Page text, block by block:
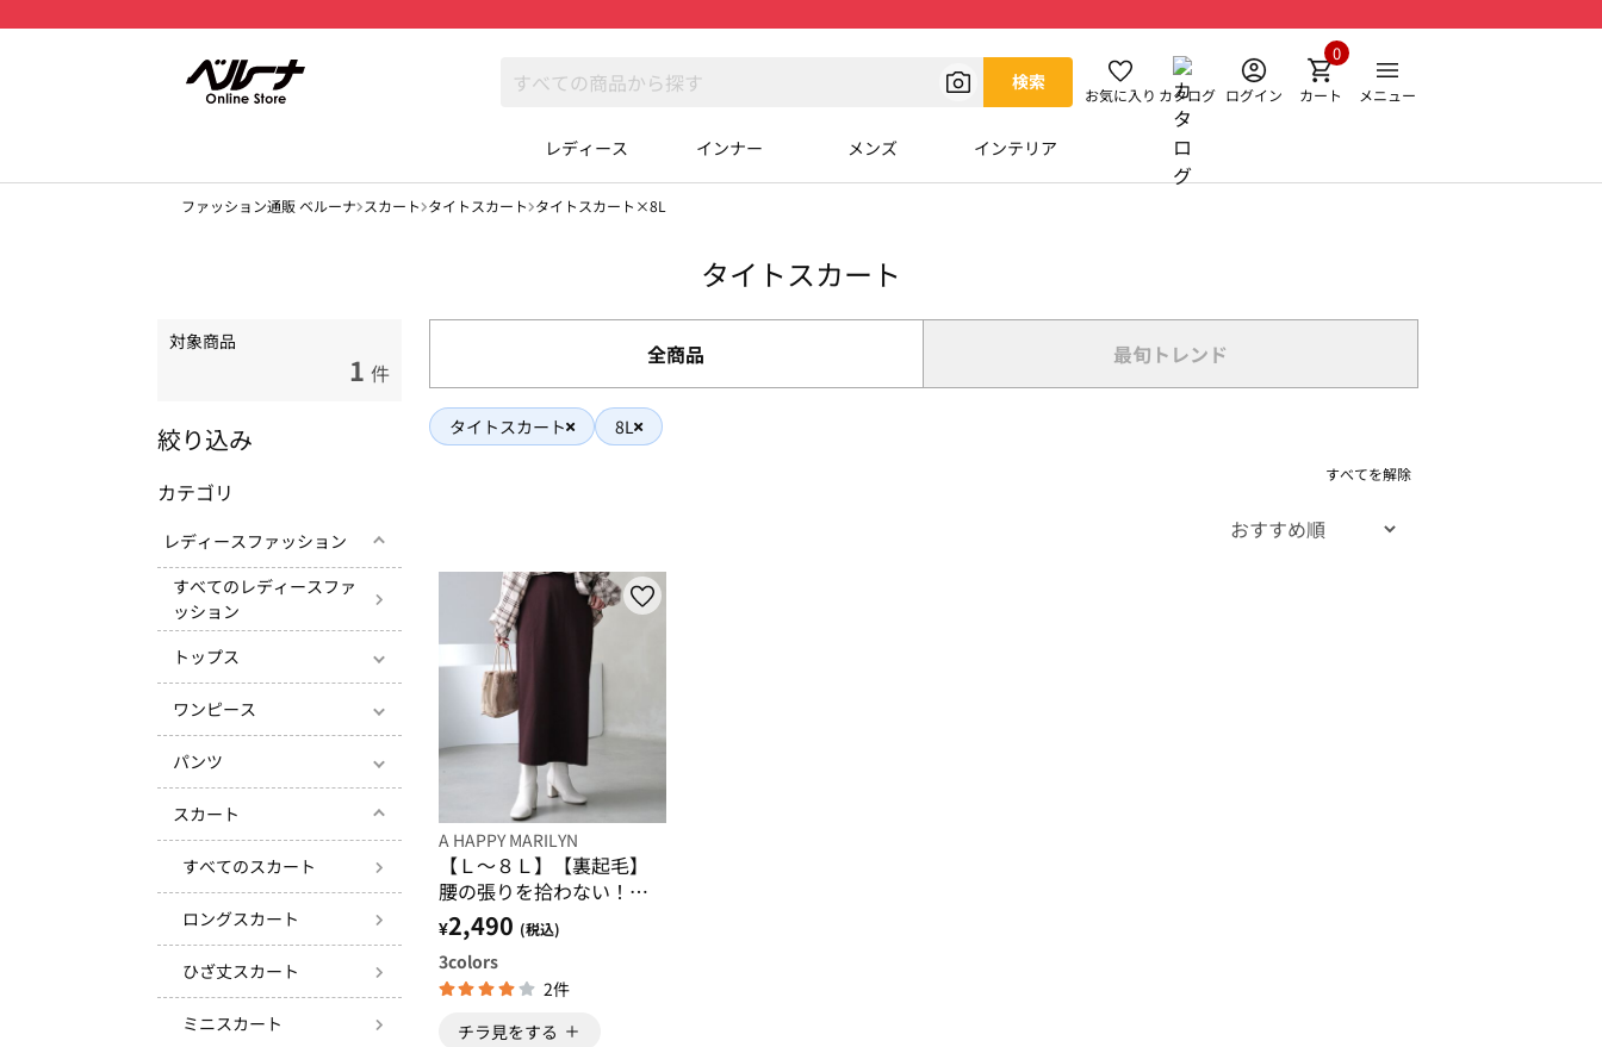
検索
お気に入り カタログ ログイン カート
0
メニュー
レディース インナー メンズ インテリア
ファッション通販 ベルーナ スカート タイトスカート タイトスカート×8L
タイトスカート
対象商品
1 件
絞り込み
カテゴリ
レディースファッション
すべてのレディースファ
ッション
トップス
ワンピース
パンツ
スカート
すべてのスカート
ロングスカート
ひざ丈スカート
ミニスカート
全商品 最旬トレンド
タイトスカート 8L
すべてを解除
A HAPPY MARILYN
【Ｌ～８Ｌ】【裏起毛】
腰の張りを拾わない！タ
イトスカート
¥2,490 (税込)
3colors
2件
チラ見をする